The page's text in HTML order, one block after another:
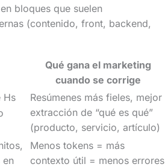
bloques que suelen
(contenido, front, backend,
Qué gana el marketing
cuando se corrige
Hs
Resúmenes más fieles, mejor
extracción de “qué es qué”
(producto, servicio, artículo)
en
Menos tokens = más
contexto útil = menos errores